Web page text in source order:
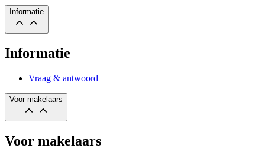
Informatie
Informatie
Vraag & antwoord
Voor makelaars
Voor makelaars